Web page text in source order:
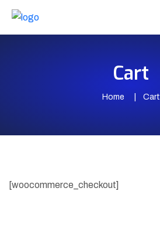
Cart
Home Cart
[woocommerce_checkout]